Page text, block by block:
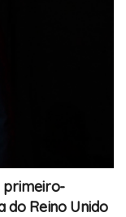
primeiro-
do Reino Unido